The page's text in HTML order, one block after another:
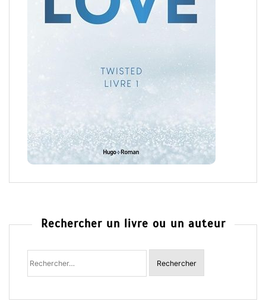
Rechercher un livre ou un auteur
Rechercher